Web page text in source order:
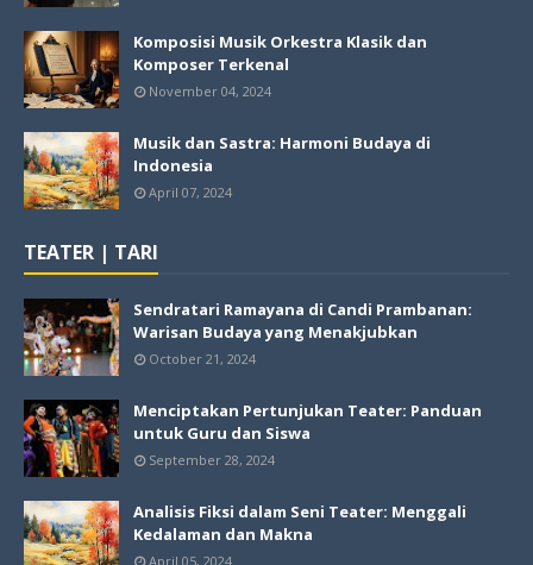
Komposisi Musik Orkestra Klasik dan
Komposer Terkenal
November 04, 2024
Musik dan Sastra: Harmoni Budaya di
Indonesia
April 07, 2024
TEATER | TARI
Sendratari Ramayana di Candi Prambanan:
Warisan Budaya yang Menakjubkan
October 21, 2024
Menciptakan Pertunjukan Teater: Panduan
untuk Guru dan Siswa
September 28, 2024
Analisis Fiksi dalam Seni Teater: Menggali
Kedalaman dan Makna
April 05, 2024